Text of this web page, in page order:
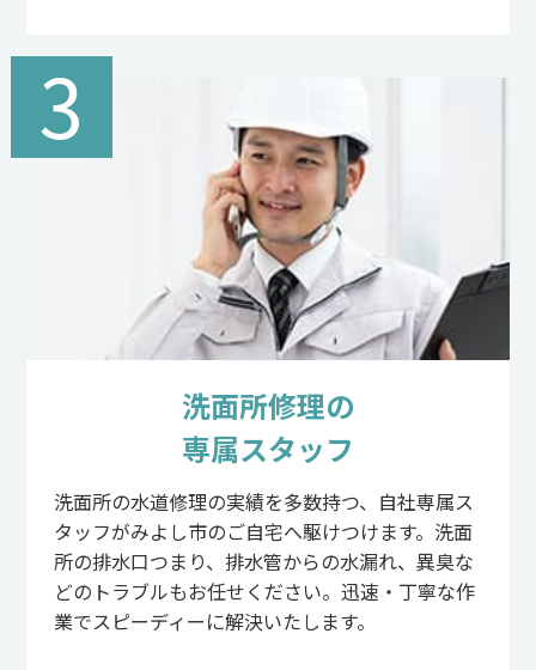
3
洗面所修理の
専属スタッフ
洗面所の水道修理の実績を多数持つ、自社専属ス
タッフがみよし市のご自宅へ駆けつけます。洗面
所の排水口つまり、排水管からの水漏れ、異臭な
どのトラブルもお任せください。迅速・丁寧な作
業でスピーディーに解決いたします。